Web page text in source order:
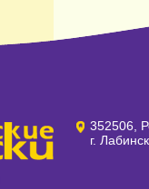
352506,
г.